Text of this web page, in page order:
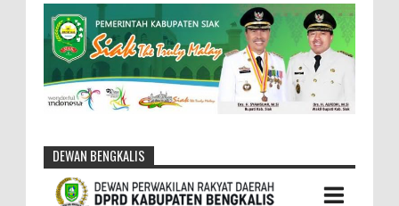
DEWAN BENGKALIS